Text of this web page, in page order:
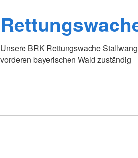
Unsere BRK Rettungswache
vorderen bayerischen Wald zuständig